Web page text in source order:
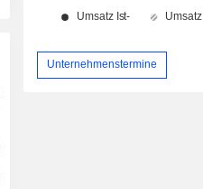
Unternehmenstermine